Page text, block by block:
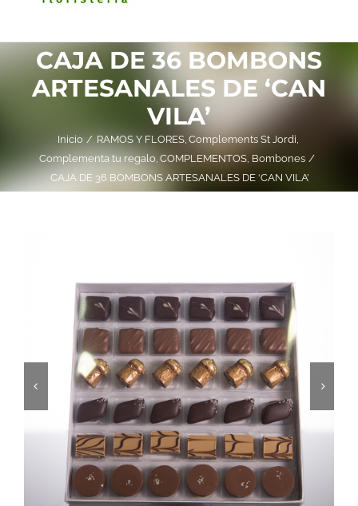
CAJA DE 36 BOMBONS
ARTESANALES DE ‘CAN
VILA’
Inicio RAMOS Y FLORES Complements St Jordi
Complementa tu regalo COMPLEMENTOS Bombones
CAJA DE 36 BOMBONS ARTESANALES DE ‘CAN VILA’